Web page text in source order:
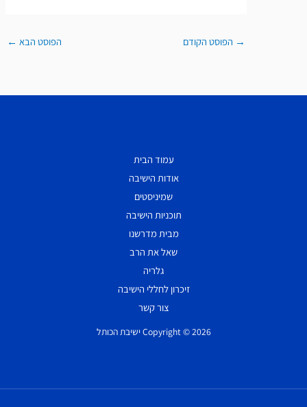
הפוסט הקודם הפוסט הבא←
עמוד הבית
אודות הישיבה
שמיניסטים
תוכניות הישיבה
מבית מדרשנו
שאל את הרב
זיכרון לחללי הישיבה
צור קשר
Copyright © 2026 ישיבת הכותל